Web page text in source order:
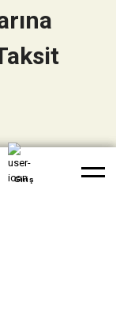
Yardım
Giriş